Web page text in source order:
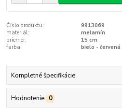
Číslo produktu:
9913069
materiál:
melamín
priemer:
15 cm
farba:
bielo - červená
Kompletné špecifikácie
Hodnotenie 0